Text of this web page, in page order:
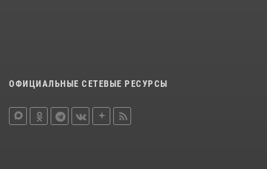
ОФИЦИАЛЬНЫЕ СЕТЕВЫЕ РЕСУРСЫ